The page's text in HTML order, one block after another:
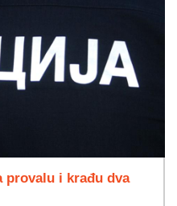
provalu i krađu dva